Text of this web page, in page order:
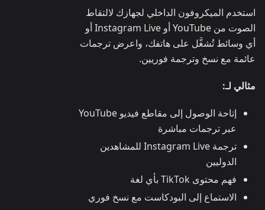
استخدم الميكروفون الداخلي لجهازك لالتقاط
الصوت من YouTube أو Instagram Live أو
أي وسائط تُشغَّل على هاتفك، واعرض ترجمات
عائمة مع نسخ وترجمة فوريين.
مثالي لـ:
إتاحة الوصول إلى مقاطع فيديو YouTube
عبر ترجمات مباشرة
ترجمة Instagram Live للمشاهدين
الدوليين
فهم محتوى TikTok بأي لغة
الاستماع إلى البودكاست مع نسخ فوري